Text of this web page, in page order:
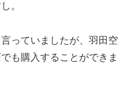
。
っていましたが、羽田空
も購入することができま